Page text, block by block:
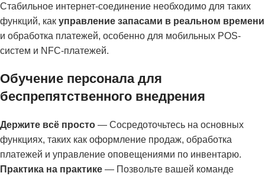
Стабильное интернет-соединение необходимо для таких
функций, как управление запасами в реальном времени
и обработка платежей, особенно для мобильных POS-
систем и NFC-платежей.
Обучение персонала для
беспрепятственного внедрения
Держите всё просто — Сосредоточьтесь на основных
функциях, таких как оформление продаж, обработка
платежей и управление оповещениями по инвентарю.
Практика на практике — Позвольте вашей команде